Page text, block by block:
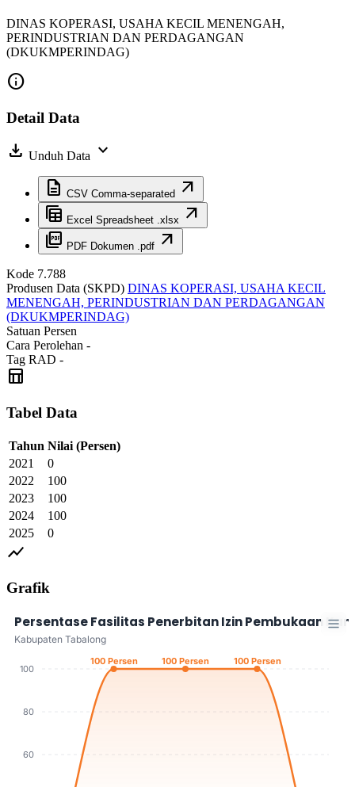
DINAS KOPERASI, USAHA KECIL MENENGAH,
PERINDUSTRIAN DAN PERDAGANGAN
(DKUKMPERINDAG)
info
Detail Data
download Unduh Data
expand_more
description CSV Comma-separated
arrow_outward
table_view Excel Spreadsheet .xlsx
arrow_outward
picture_as_pdf PDF Dokumen .pdf arrow_outward
Kode 7.788
Produsen Data (SKPD) DINAS KOPERASI, USAHA KECIL
MENENGAH, PERINDUSTRIAN DAN PERDAGANGAN
(DKUKMPERINDAG)
Satuan Persen
Cara Perolehan -
Tag RAD -
table_chart
Tabel Data
Tahun Nilai (Persen)
2021
0
2022
100
2023
100
2024
100
2025
0
show_chart
Grafik
Persentase Fasilitas Penerbitan Izin Pembukaan
Kabupaten Tabalong
100
80
60
100 Persen 100 Persen 100 Persen